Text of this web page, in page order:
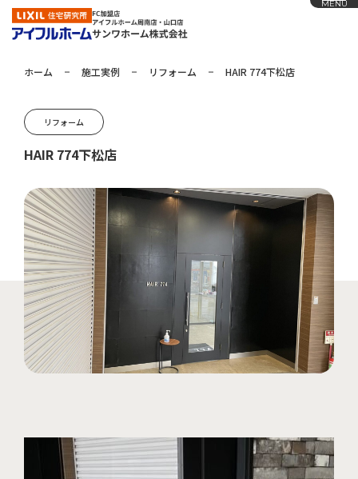
アイフルホームの家づくり
施工実例
お知らせ
会社概要
展示場
採用情報
周南店の見学予約はこちら
MENU
ホーム 施工実例 リフォーム HAIR 774下松店
リフォーム
HAIR 774下松店